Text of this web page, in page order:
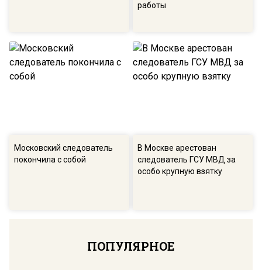
работы
Московский следователь
покончила с собой
В Москве арестован
следователь ГСУ МВД за
особо крупную взятку
ПОПУЛЯРНОЕ